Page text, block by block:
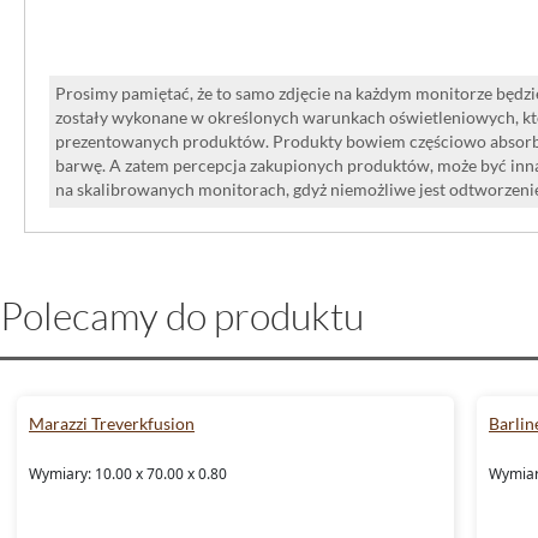
charakterem.
Prosimy pamiętać, że to samo zdjęcie na każdym monitorze
zostały wykonane w określonych warunkach oświetleniowych,
prezentowanych produktów. Produkty bowiem częściowo
barwę. A zatem percepcja zakupionych produktów, może być
na skalibrowanych monitorach, gdyż niemożliwe jest
Polecamy do produktu
Marazzi Treverkfusion
Wymiary: 10.00 x 70.00 x 0.80